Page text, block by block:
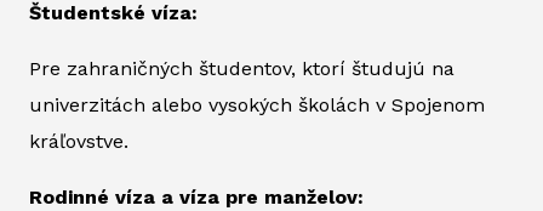
Študentské víza:
Pre zahraničných študentov, ktorí študujú na
univerzitách alebo vysokých školách v Spojenom
kráľovstve.
Rodinné víza a víza pre manželov: